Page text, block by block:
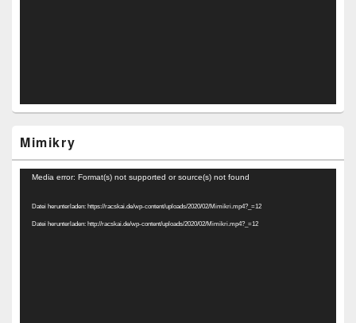
Mimikry
Video-
Media error: Format(s) not supported or source(s) not found
Datei herunterladen: https://racskai.de/wp-content/uploads/2020/02/Mimikri.mp4?_=12
Datei herunterladen: http://racskai.de/wp-content/uploads/2020/02/Mimikri.mp4?_=12